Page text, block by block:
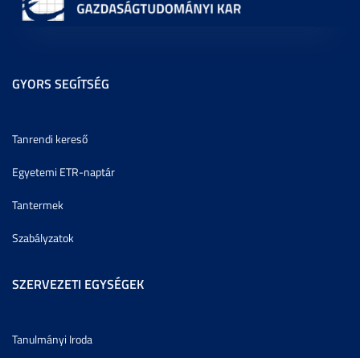
GYORS SEGÍTSÉG
Tanrendi kereső
Egyetemi ETR-naptár
Tantermek
Szabályzatok
SZERVEZETI EGYSÉGEK
Tanulmányi Iroda